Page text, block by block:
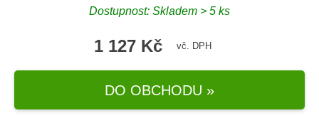
Dostupnost: Skladem > 5 ks
1 127 Kč vč. DPH
DO OBCHODU »